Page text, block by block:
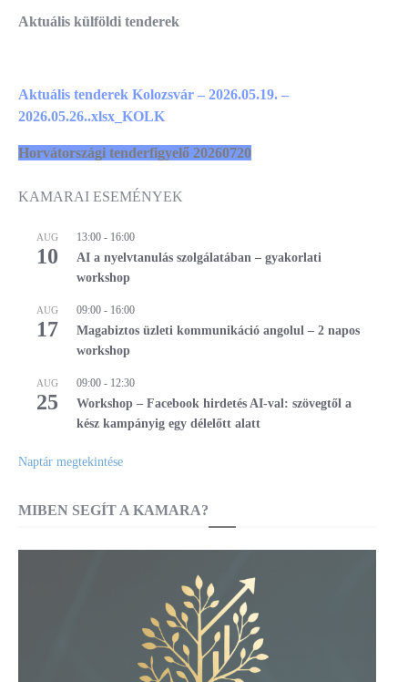
Aktuális külföldi tenderek
Aktuális tenderek Kolozsvár – 2026.05.19. –
2026.05.26..xlsx_KOLK
Horvátországi tenderfigyelő 20260720
KAMARAI ESEMÉNYEK
AUG
10
13:00 - 16:00
AI a nyelvtanulás szolgálatában – gyakorlati
workshop
AUG
17
09:00 - 16:00
Magabiztos üzleti kommunikáció angolul – 2 napos
workshop
AUG
25
09:00 - 12:30
Workshop – Facebook hirdetés AI-val: szövegtől a
kész kampányig egy délelőtt alatt
Naptár megtekintése
MIBEN SEGÍT A KAMARA?